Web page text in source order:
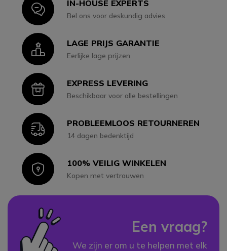
IconIN-HOUSE EXPERTS
Bel ons voor deskundig advies
IconLAGE PRIJS GARANTIE
Eerlijke lage prijzen
IconEXPRESS LEVERING
Beschikbaar voor alle bestellingen
IconPROBLEEMLOOS RETOURNEREN
14 dagen bedenktijd
Icon100% VEILIG WINKELEN
Kopen met vertrouwen
Een vraag?
We zijn er om u te helpen met elk